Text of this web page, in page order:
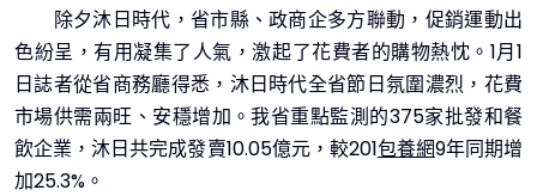
除夕沐日時代，省市縣、政商企多方聯動，促銷運動出
色紛呈，有用凝集了人氣，激起了花費者的購物熱忱。1月1
日誌者從省商務廳得悉，沐日時代全省節日氛圍濃烈，花費
市場供需兩旺、安穩增加。我省重點監測的375家批發和餐
飲企業，沐日共完成發賣10.05億元，較201包養網9年同期增
加25.3%。